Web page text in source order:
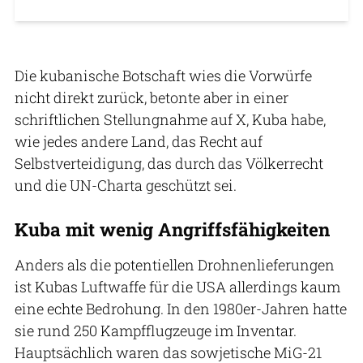
Die kubanische Botschaft wies die Vorwürfe
nicht direkt zurück, betonte aber in einer
schriftlichen Stellungnahme auf X, Kuba habe,
wie jedes andere Land, das Recht auf
Selbstverteidigung, das durch das Völkerrecht
und die UN-Charta geschützt sei.
Kuba mit wenig Angriffsfähigkeiten
Anders als die potentiellen Drohnenlieferungen
ist Kubas Luftwaffe für die USA allerdings kaum
eine echte Bedrohung. In den 1980er-Jahren hatte
sie rund 250 Kampfflugzeuge im Inventar.
Hauptsächlich waren das sowjetische MiG-21